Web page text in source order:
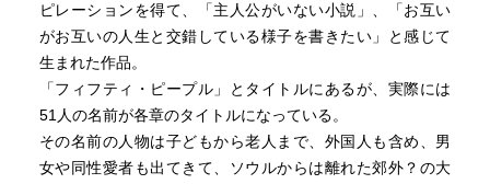
ピレーションを得て、「主人公がいない小説」、「お互い
がお互いの人生と交錯している様子を書きたい」と感じて
生まれた作品。
「フィフティ・ピープル」とタイトルにあるが、実際には
51人の名前が各章のタイトルになっている。
その名前の人物は子どもから老人まで、外国人も含め、男
女や同性愛者も出てきて、ソウルからは離れた郊外？の大